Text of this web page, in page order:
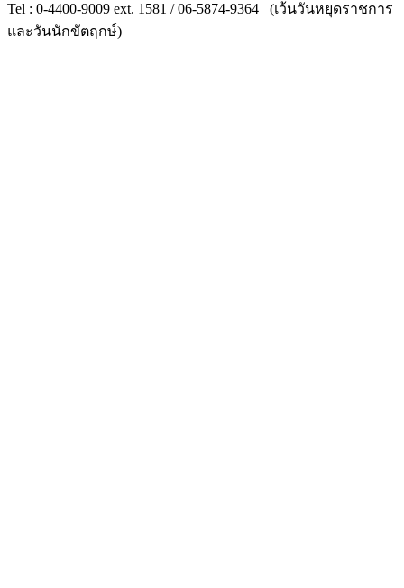
Tel : 0-4400-9009 ext. 1581 / 06-5874-9364 (เว้นวันหยุดราชการ
และวันนักขัตฤกษ์)